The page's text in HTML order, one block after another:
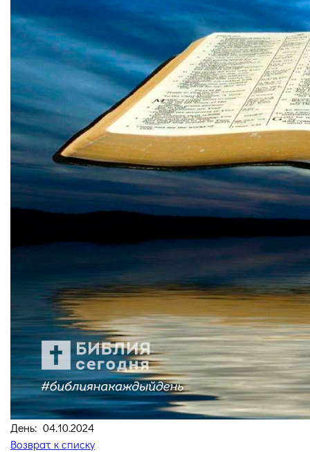
День: 04.10.2024
Возврат к списку